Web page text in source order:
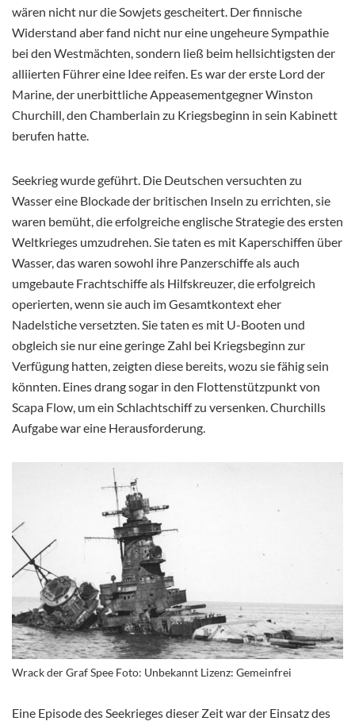
wären nicht nur die Sowjets gescheitert. Der finnische
Widerstand aber fand nicht nur eine ungeheure Sympathie
bei den Westmächten, sondern ließ beim hellsichtigsten der
alliierten Führer eine Idee reifen. Es war der erste Lord der
Marine, der unerbittliche Appeasementgegner Winston
Churchill, den Chamberlain zu Kriegsbeginn in sein Kabinett
berufen hatte.
Seekrieg wurde geführt. Die Deutschen versuchten zu
Wasser eine Blockade der britischen Inseln zu errichten, sie
waren bemüht, die erfolgreiche englische Strategie des ersten
Weltkrieges umzudrehen. Sie taten es mit Kaperschiffen über
Wasser, das waren sowohl ihre Panzerschiffe als auch
umgebaute Frachtschiffe als Hilfskreuzer, die erfolgreich
operierten, wenn sie auch im Gesamtkontext eher
Nadelstiche versetzten. Sie taten es mit U-Booten und
obgleich sie nur eine geringe Zahl bei Kriegsbeginn zur
Verfügung hatten, zeigten diese bereits, wozu sie fähig sein
könnten. Eines drang sogar in den Flottenstützpunkt von
Scapa Flow, um ein Schlachtschiff zu versenken. Churchills
Aufgabe war eine Herausforderung.
Wrack der Graf Spee Foto: Unbekannt Lizenz: Gemeinfrei
Eine Episode des Seekrieges dieser Zeit war der Einsatz des